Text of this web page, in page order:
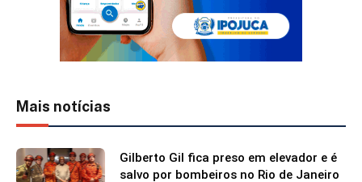
Mais notícias
Gilberto Gil fica preso em elevador e é
salvo por bombeiros no Rio de Janeiro